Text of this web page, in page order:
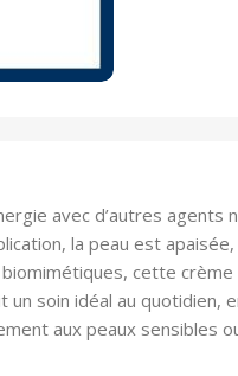
avec d’autres
la peau est
cette
soin idéal au quotidien,
aux peaux sensibles